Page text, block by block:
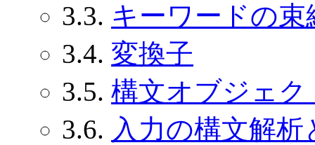
3.3. キーワードの束
3.4. 変換子
3.5. 構文オブジェク
3.6. 入力の構文解